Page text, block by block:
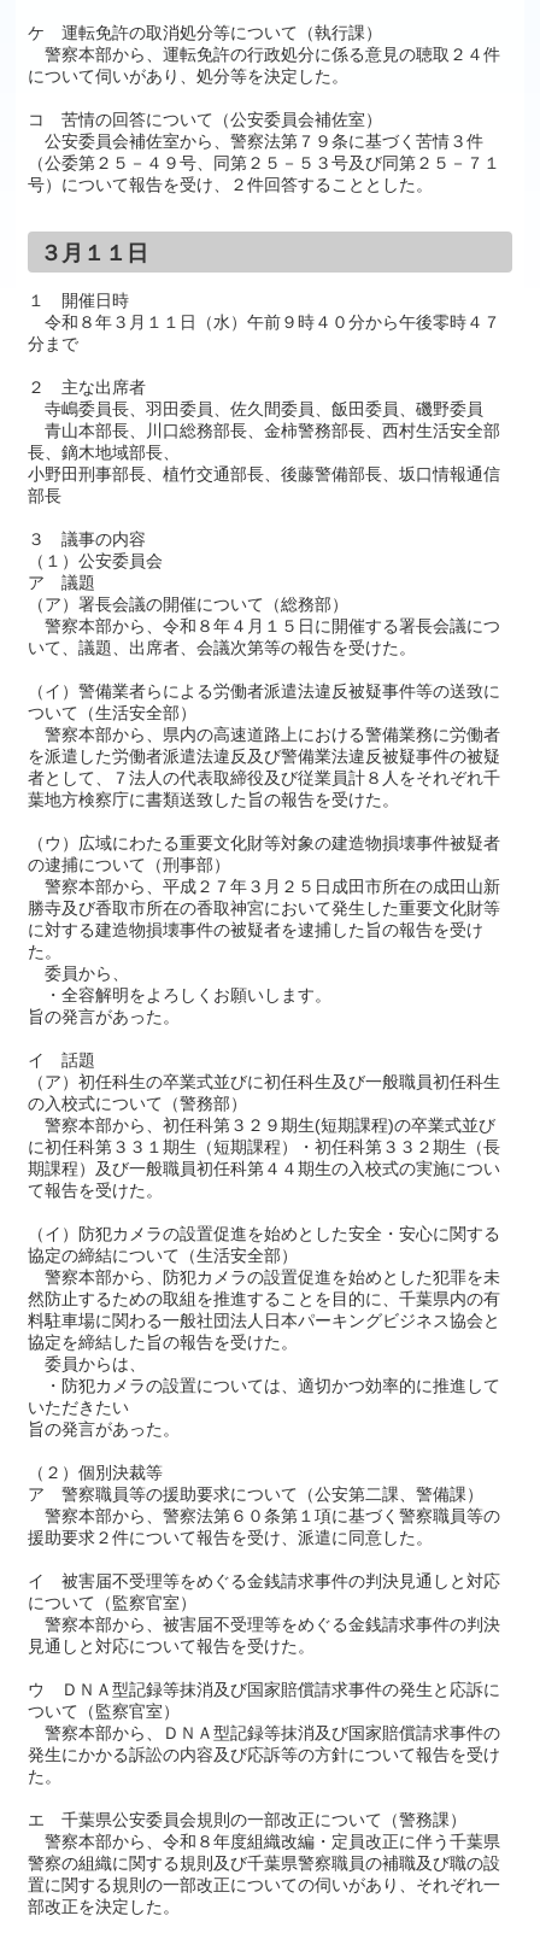
ケ 運転免許の取消処分等について（執行課）
警察本部から、運転免許の行政処分に係る意見の聴取２４件
について伺いがあり、処分等を決定した。
コ 苦情の回答について（公安委員会補佐室）
公安委員会補佐室から、警察法第７９条に基づく苦情３件
（公委第２５－４９号、同第２５－５３号及び同第２５－７１
号）について報告を受け、２件回答することとした。
３月１１日
１ 開催日時
令和８年３月１１日（水）午前９時４０分から午後零時４７
分まで
２ 主な出席者
寺嶋委員長、羽田委員、佐久間委員、飯田委員、磯野委員
青山本部長、川口総務部長、金柿警務部長、西村生活安全部
長、鏑木地域部長、
小野田刑事部長、植竹交通部長、後藤警備部長、坂口情報通信
部長
３ 議事の内容
（１）公安委員会
ア 議題
（ア）署長会議の開催について（総務部）
警察本部から、令和８年４月１５日に開催する署長会議につ
いて、議題、出席者、会議次第等の報告を受けた。
（イ）警備業者らによる労働者派遣法違反被疑事件等の送致に
ついて（生活安全部）
警察本部から、県内の高速道路上における警備業務に労働者
を派遣した労働者派遣法違反及び警備業法違反被疑事件の被疑
者として、７法人の代表取締役及び従業員計８人をそれぞれ千
葉地方検察庁に書類送致した旨の報告を受けた。
（ウ）広域にわたる重要文化財等対象の建造物損壊事件被疑者
の逮捕について（刑事部）
警察本部から、平成２７年３月２５日成田市所在の成田山新
勝寺及び香取市所在の香取神宮において発生した重要文化財等
に対する建造物損壊事件の被疑者を逮捕した旨の報告を受け
た。
委員から、
・全容解明をよろしくお願いします。
旨の発言があった。
イ 話題
（ア）初任科生の卒業式並びに初任科生及び一般職員初任科生
の入校式について（警務部）
警察本部から、初任科第３２９期生(短期課程)の卒業式並び
に初任科第３３１期生（短期課程）・初任科第３３２期生（長
期課程）及び一般職員初任科第４４期生の入校式の実施につい
て報告を受けた。
（イ）防犯カメラの設置促進を始めとした安全・安心に関する
協定の締結について（生活安全部）
警察本部から、防犯カメラの設置促進を始めとした犯罪を未
然防止するための取組を推進することを目的に、千葉県内の有
料駐車場に関わる一般社団法人日本パーキングビジネス協会と
協定を締結した旨の報告を受けた。
委員からは、
・防犯カメラの設置については、適切かつ効率的に推進して
いただきたい
旨の発言があった。
（２）個別決裁等
ア 警察職員等の援助要求について（公安第二課、警備課）
警察本部から、警察法第６０条第１項に基づく警察職員等の
援助要求２件について報告を受け、派遣に同意した。
イ 被害届不受理等をめぐる金銭請求事件の判決見通しと対応
について（監察官室）
警察本部から、被害届不受理等をめぐる金銭請求事件の判決
見通しと対応について報告を受けた。
ウ ＤＮＡ型記録等抹消及び国家賠償請求事件の発生と応訴に
ついて（監察官室）
警察本部から、ＤＮＡ型記録等抹消及び国家賠償請求事件の
発生にかかる訴訟の内容及び応訴等の方針について報告を受け
た。
エ 千葉県公安委員会規則の一部改正について（警務課）
警察本部から、令和８年度組織改編・定員改正に伴う千葉県
警察の組織に関する規則及び千葉県警察職員の補職及び職の設
置に関する規則の一部改正についての伺いがあり、それぞれ一
部改正を決定した。